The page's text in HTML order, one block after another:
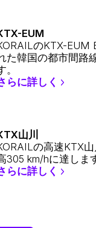
EUM
のKTX-EUM
た韓国の都市間路
。
らに詳しく
山川
の高速KTX
305 km/hに達しま
らに詳しく